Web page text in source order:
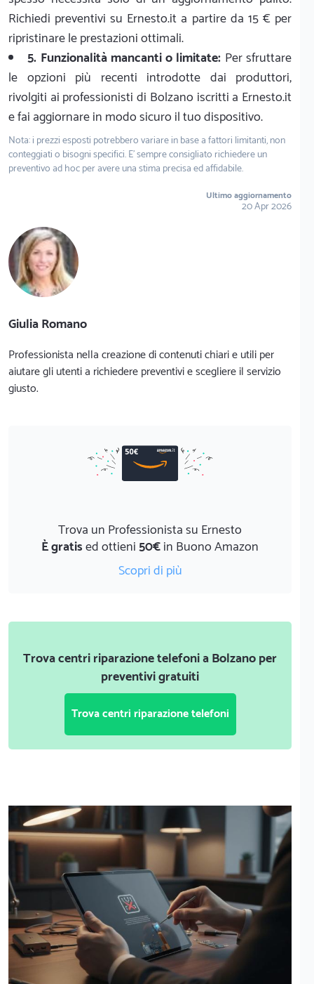
Richiedi preventivi su Ernesto.it a partire da 15 € per
ripristinare le prestazioni ottimali.
5. Funzionalità mancanti o limitate: Per sfruttare
le opzioni più recenti introdotte dai produttori,
rivolgiti ai professionisti di Bolzano iscritti a Ernesto.it
e fai aggiornare in modo sicuro il tuo dispositivo.
Nota: i prezzi esposti potrebbero variare in base a fattori limitanti, non
conteggiati o bisogni specifici. E' sempre consigliato richiedere un
preventivo ad hoc per avere una stima precisa ed affidabile.
Ultimo aggiornamento
20 Apr 2026
Giulia Romano
Professionista nella creazione di contenuti chiari e utili per
aiutare gli utenti a richiedere preventivi e scegliere il servizio
giusto.
Trova un Professionista su Ernesto
È gratised ottieni50€in Buono Amazon
Scopri di più
Trova centri riparazione telefoni a Bolzano per
preventivi gratuiti
Trova centri riparazione telefoni